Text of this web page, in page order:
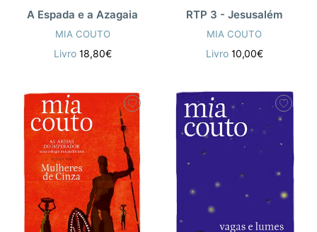
A Espada e a Azagaia
MIA COUTO
Livro 18,80€
RTP 3 - Jesusalém
MIA COUTO
Livro 10,00€